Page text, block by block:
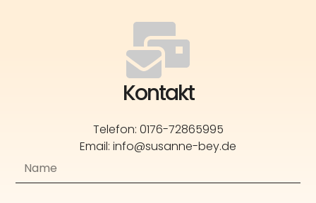
Kontakt
Telefon: 0176-72865995
Email: info@susanne-bey.de